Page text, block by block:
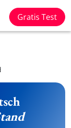
Gratis Test